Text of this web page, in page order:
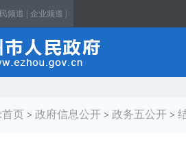
频道 | 企业频道 |
首页 > 政府信息公开 > 政务五公开 >